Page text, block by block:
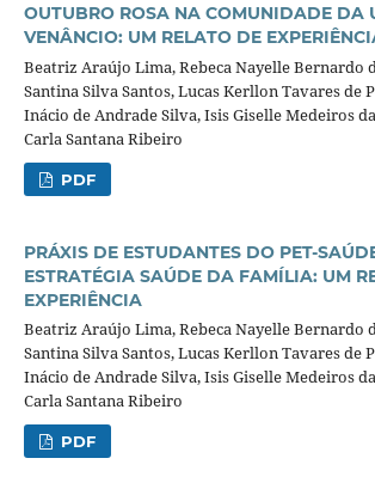
OUTUBRO ROSA NA COMUNIDADE DA
VENÂNCIO: UM RELATO DE
Beatriz Araújo Lima, Rebeca Nayelle Bernardo
Santina Silva Santos, Lucas Kerllon Tavares de
Inácio de Andrade Silva, Isis Giselle Medeiros
Carla Santana Ribeiro
PDF
PRÁXIS DE ESTUDANTES DO PET-
ESTRATÉGIA SAÚDE DA FAMÍLIA: UM
EXPERIÊNCIA
Beatriz Araújo Lima, Rebeca Nayelle Bernardo
Santina Silva Santos, Lucas Kerllon Tavares de
Inácio de Andrade Silva, Isis Giselle Medeiros
Carla Santana Ribeiro
PDF